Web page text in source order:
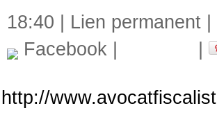
18:40 | Lien permanent
Facebook
http://